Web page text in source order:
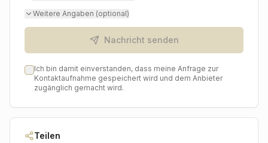
Weitere Angaben (optional)
Nachricht senden
Ich bin damit einverstanden, dass meine Anfrage zur
Kontaktaufnahme gespeichert wird und dem Anbieter
zugänglich gemacht wird.
Teilen